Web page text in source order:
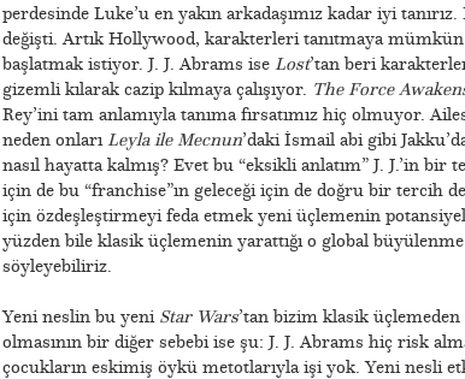
perdesinde Luke’u en yakın arkadaşımız kadar iyi
değişti. Artık Hollywood, karakterleri tanıtmaya mümkün
başlatmak istiyor. J. J. Abrams ise Lost’tan beri
gizemli kılarak cazip kılmaya çalışıyor. The Force
Rey’ini tam anlamıyla tanıma fırsatımız hiç olmuyor.
neden onlarıLeyla ile Mecnun’daki İsmail abi gibi
nasıl hayatta kalmış? Evet bu “eksikli anlatım” J. J.’in bir
için de bu “franchise”ın geleceği için de doğru bir tercih
için özdeşleştirmeyi feda etmek yeni üçlemenin
yüzden bile klasik üçlemenin yarattığı o global
söyleyebiliriz.
Yeni neslin bu yeni Star Wars’tan bizim klasik
olmasının bir diğer sebebi ise şu: J. J. Abrams hiç risk
çocukların eskimiş öykü metotlarıyla işi yok. Yeni nesli